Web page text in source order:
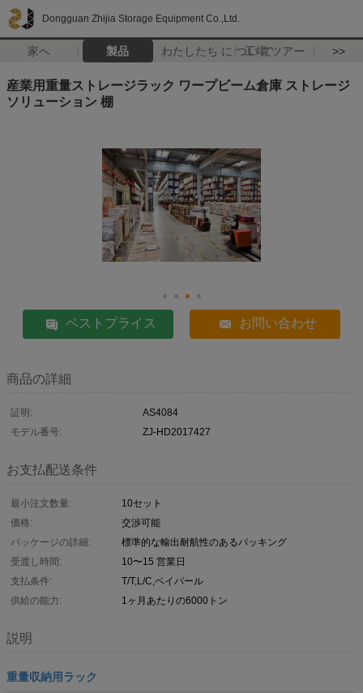
Dongguan Zhijia Storage Equipment Co.,Ltd.
家へ 製品 わたしたち に つい て工場 ツアー >>
産業用重量ストレージラック ワープビーム倉庫 ストレージ
ソリューション 棚
ベストプライス お問い合わせ
商品の詳細
証明:
AS4084
モデル番号:
ZJ-HD2017427
お支払配送条件
最小注文数量:
10セット
価格:
交渉可能
パッケージの詳細:
標準的な輸出耐航性のあるパッキング
受渡し時間:
10〜15 営業日
支払条件:
T/T,L/C,ペイパール
供給の能力:
1ヶ月あたりの6000トン
説明
重量収納用ラック